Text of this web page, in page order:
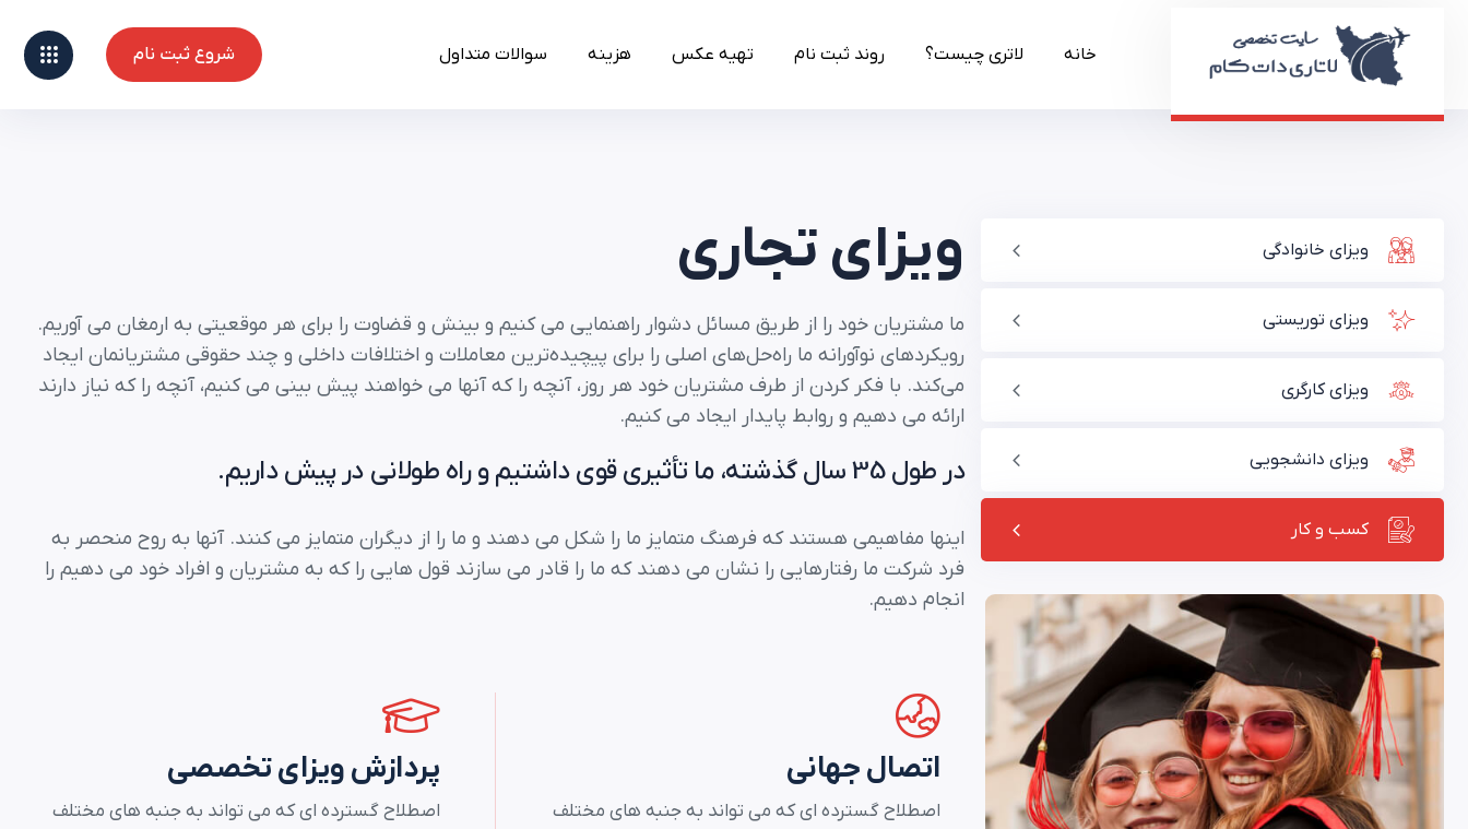
خانه لاتری چیست؟ روند ثبت نام تهیه عکس هزینه سوالات متداول
شروع ثبت نام
شروع ثبت نام
ویزای خانوادگی
ویزای توریستی
ویزای کارگری
ویزای دانشجویی
کسب و کار
ویزای تجاری
ما مشتریان خود را از طریق مسائل دشوار راهنمایی می کنیم و بینش و قضاوت را برای هر موقعیتی به ارمغان می آوریم.
رویکردهای نوآورانه ما راه‌حل‌های اصلی را برای پیچیده‌ترین معاملات و اختلافات داخلی و چند حقوقی مشتریانمان ایجاد
می‌کند. با فکر کردن از طرف مشتریان خود هر روز، آنچه را که آنها می خواهند پیش بینی می کنیم، آنچه را که نیاز دارند
ارائه می دهیم و روابط پایدار ایجاد می کنیم.
در طول 35 سال گذشته، ما تأثیری قوی داشتیم و راه طولانی در پیش داریم.
اینها مفاهیمی هستند که فرهنگ متمایز ما را شکل می دهند و ما را از دیگران متمایز می کنند. آنها به روح منحصر به
فرد شرکت ما رفتارهایی را نشان می دهند که ما را قادر می سازند قول هایی را که به مشتریان و افراد خود می دهیم را
انجام دهیم.
اتصال جهانی
اصطلاح گسترده ای که می تواند به جنبه های مختلف
پردازش ویزای تخصصی
اصطلاح گسترده ای که می تواند به جنبه های مختلف